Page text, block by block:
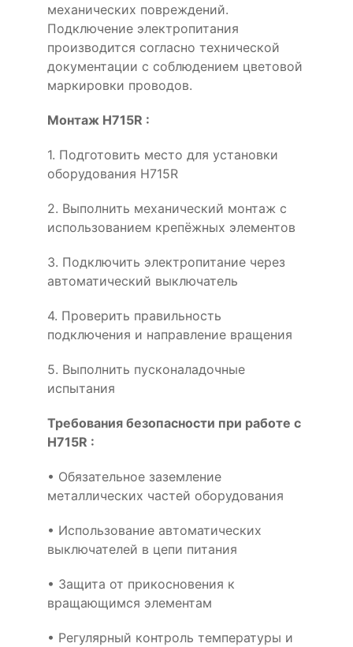
механических повреждений.
Подключение электропитания
производится согласно технической
документации с соблюдением цветовой
маркировки проводов.
Монтаж H715R :
1. Подготовить место для установки
оборудования H715R
2. Выполнить механический монтаж с
использованием крепёжных элементов
3. Подключить электропитание через
автоматический выключатель
4. Проверить правильность
подключения и направление вращения
5. Выполнить пусконаладочные
испытания
Требования безопасности при работе с
H715R :
• Обязательное заземление
металлических частей оборудования
• Использование автоматических
выключателей в цепи питания
• Защита от прикосновения к
вращающимся элементам
• Регулярный контроль температуры и